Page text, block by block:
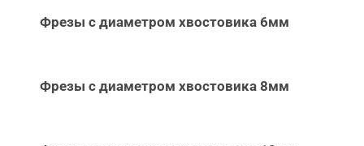
Фрезы с диаметром хвостовика 6мм
Фрезы с диаметром хвостовика 8мм